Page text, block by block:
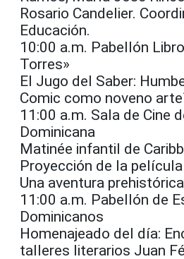
Rosario Candelier.
Educación.
10:00 a.m. Pabellón
Torres»
El Jugo del Saber:
Comic como noveno
11:00 a.m. Sala de Cine
Dominicana
Matinée infantil de
Proyección de la
Una aventura
11:00 a.m. Pabellón de
Dominicanos
Homenajeado del día:
talleres literarios Juan